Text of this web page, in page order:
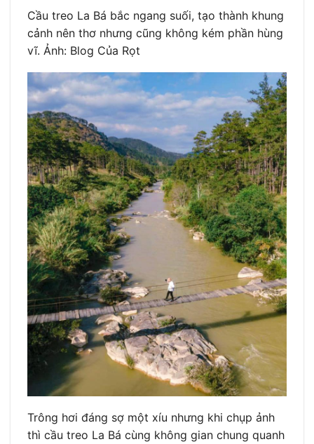
Cầu treo La Bá bắc ngang suối, tạo thành khung
cảnh nên thơ nhưng cũng không kém phần hùng
vĩ. Ảnh: Blog Của Rọt
Trông hơi đáng sợ một xíu nhưng khi chụp ảnh
thì cầu treo La Bá cùng không gian chung quanh